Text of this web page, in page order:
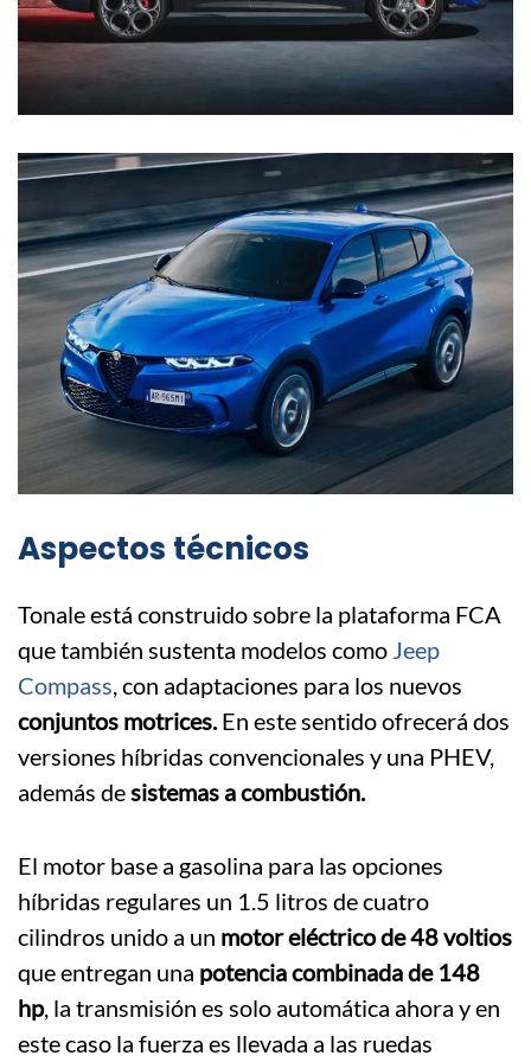
Aspectos técnicos
Tonale está construido sobre la plataforma FCA
que también sustenta modelos como Jeep
Compass, con adaptaciones para los nuevos
conjuntos motrices.En este sentido ofrecerá dos
versiones híbridas convencionales y una PHEV,
además desistemas a combustión.
El motor base a gasolina para las opciones
híbridas regulares un 1.5 litros de cuatro
cilindros unido a un motor eléctrico de 48 voltios
que entregan una potencia combinada de 148
hp, la transmisión es solo automática ahora y en
este caso la fuerza es llevada a las ruedas